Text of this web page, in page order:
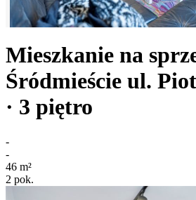
Mieszkanie na
Śródmieście ul.
· 3 piętro
-
-
46 m²
2 pok.